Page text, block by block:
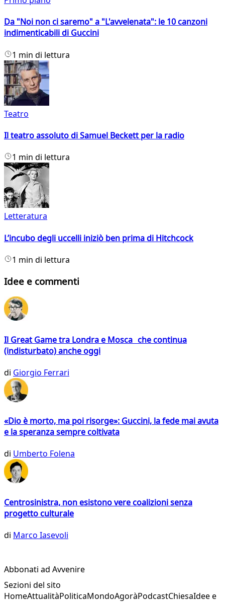
Da "Noi non ci saremo" a "L'avvelenata": le 10 canzoni
indimenticabili di Guccini
1 min di lettura
Teatro
Il teatro assoluto di Samuel Beckett per la radio
1 min di lettura
Letteratura
L’incubo degli uccelli iniziò ben prima di Hitchcock
1 min di lettura
Idee e commenti
Il Great Game tra Londra e Mosca che continua
(indisturbato) anche oggi
di Giorgio Ferrari
«Dio è morto, ma poi risorge»: Guccini, la fede mai avuta
e la speranza sempre coltivata
di Umberto Folena
Centrosinistra, non esistono vere coalizioni senza
progetto culturale
di Marco Iasevoli
Abbonati ad Avvenire
Sezioni del sito
HomeAttualitàPoliticaMondoAgoràPodcastChiesaIdee e